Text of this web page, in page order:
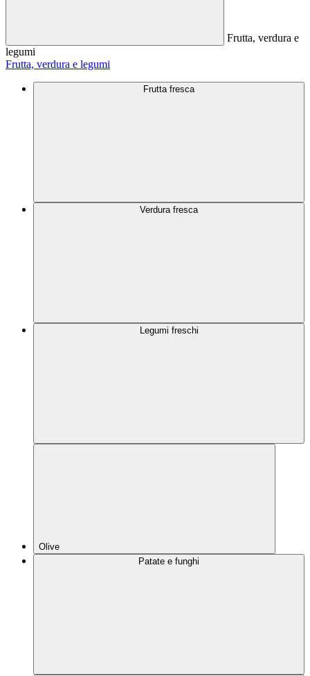
Frutta, verdura e
legumi
Frutta, verdura e legumi
Frutta fresca
Verdura fresca
Legumi freschi
Olive
Patate e funghi